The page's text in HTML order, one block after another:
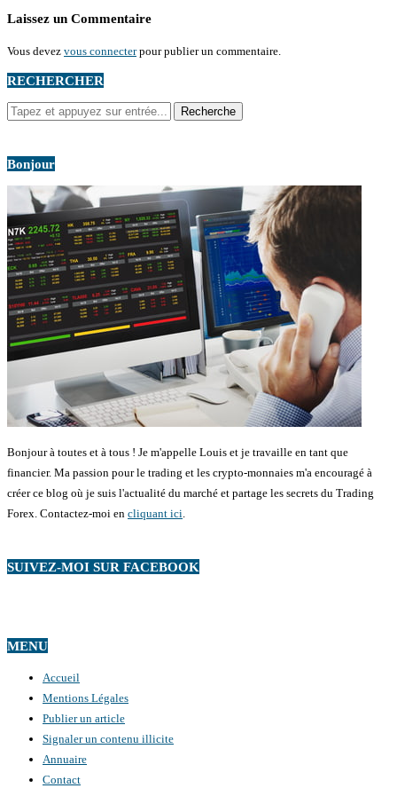
Laissez un Commentaire
Vous devez vous connecterpour publier un commentaire.
RECHERCHER
Bonjour
Bonjour à toutes et à tous ! Je m'appelle Louis et je travaille en tant que
financier. Ma passion pour le trading et les crypto-monnaies m'a encouragé à
créer ce blog où je suis l'actualité du marché et partage les secrets du Trading
Forex. Contactez-moi en cliquant ici.
SUIVEZ-MOI SUR FACEBOOK
MENU
Accueil
Mentions Légales
Publier un article
Signaler un contenu illicite
Annuaire
Contact